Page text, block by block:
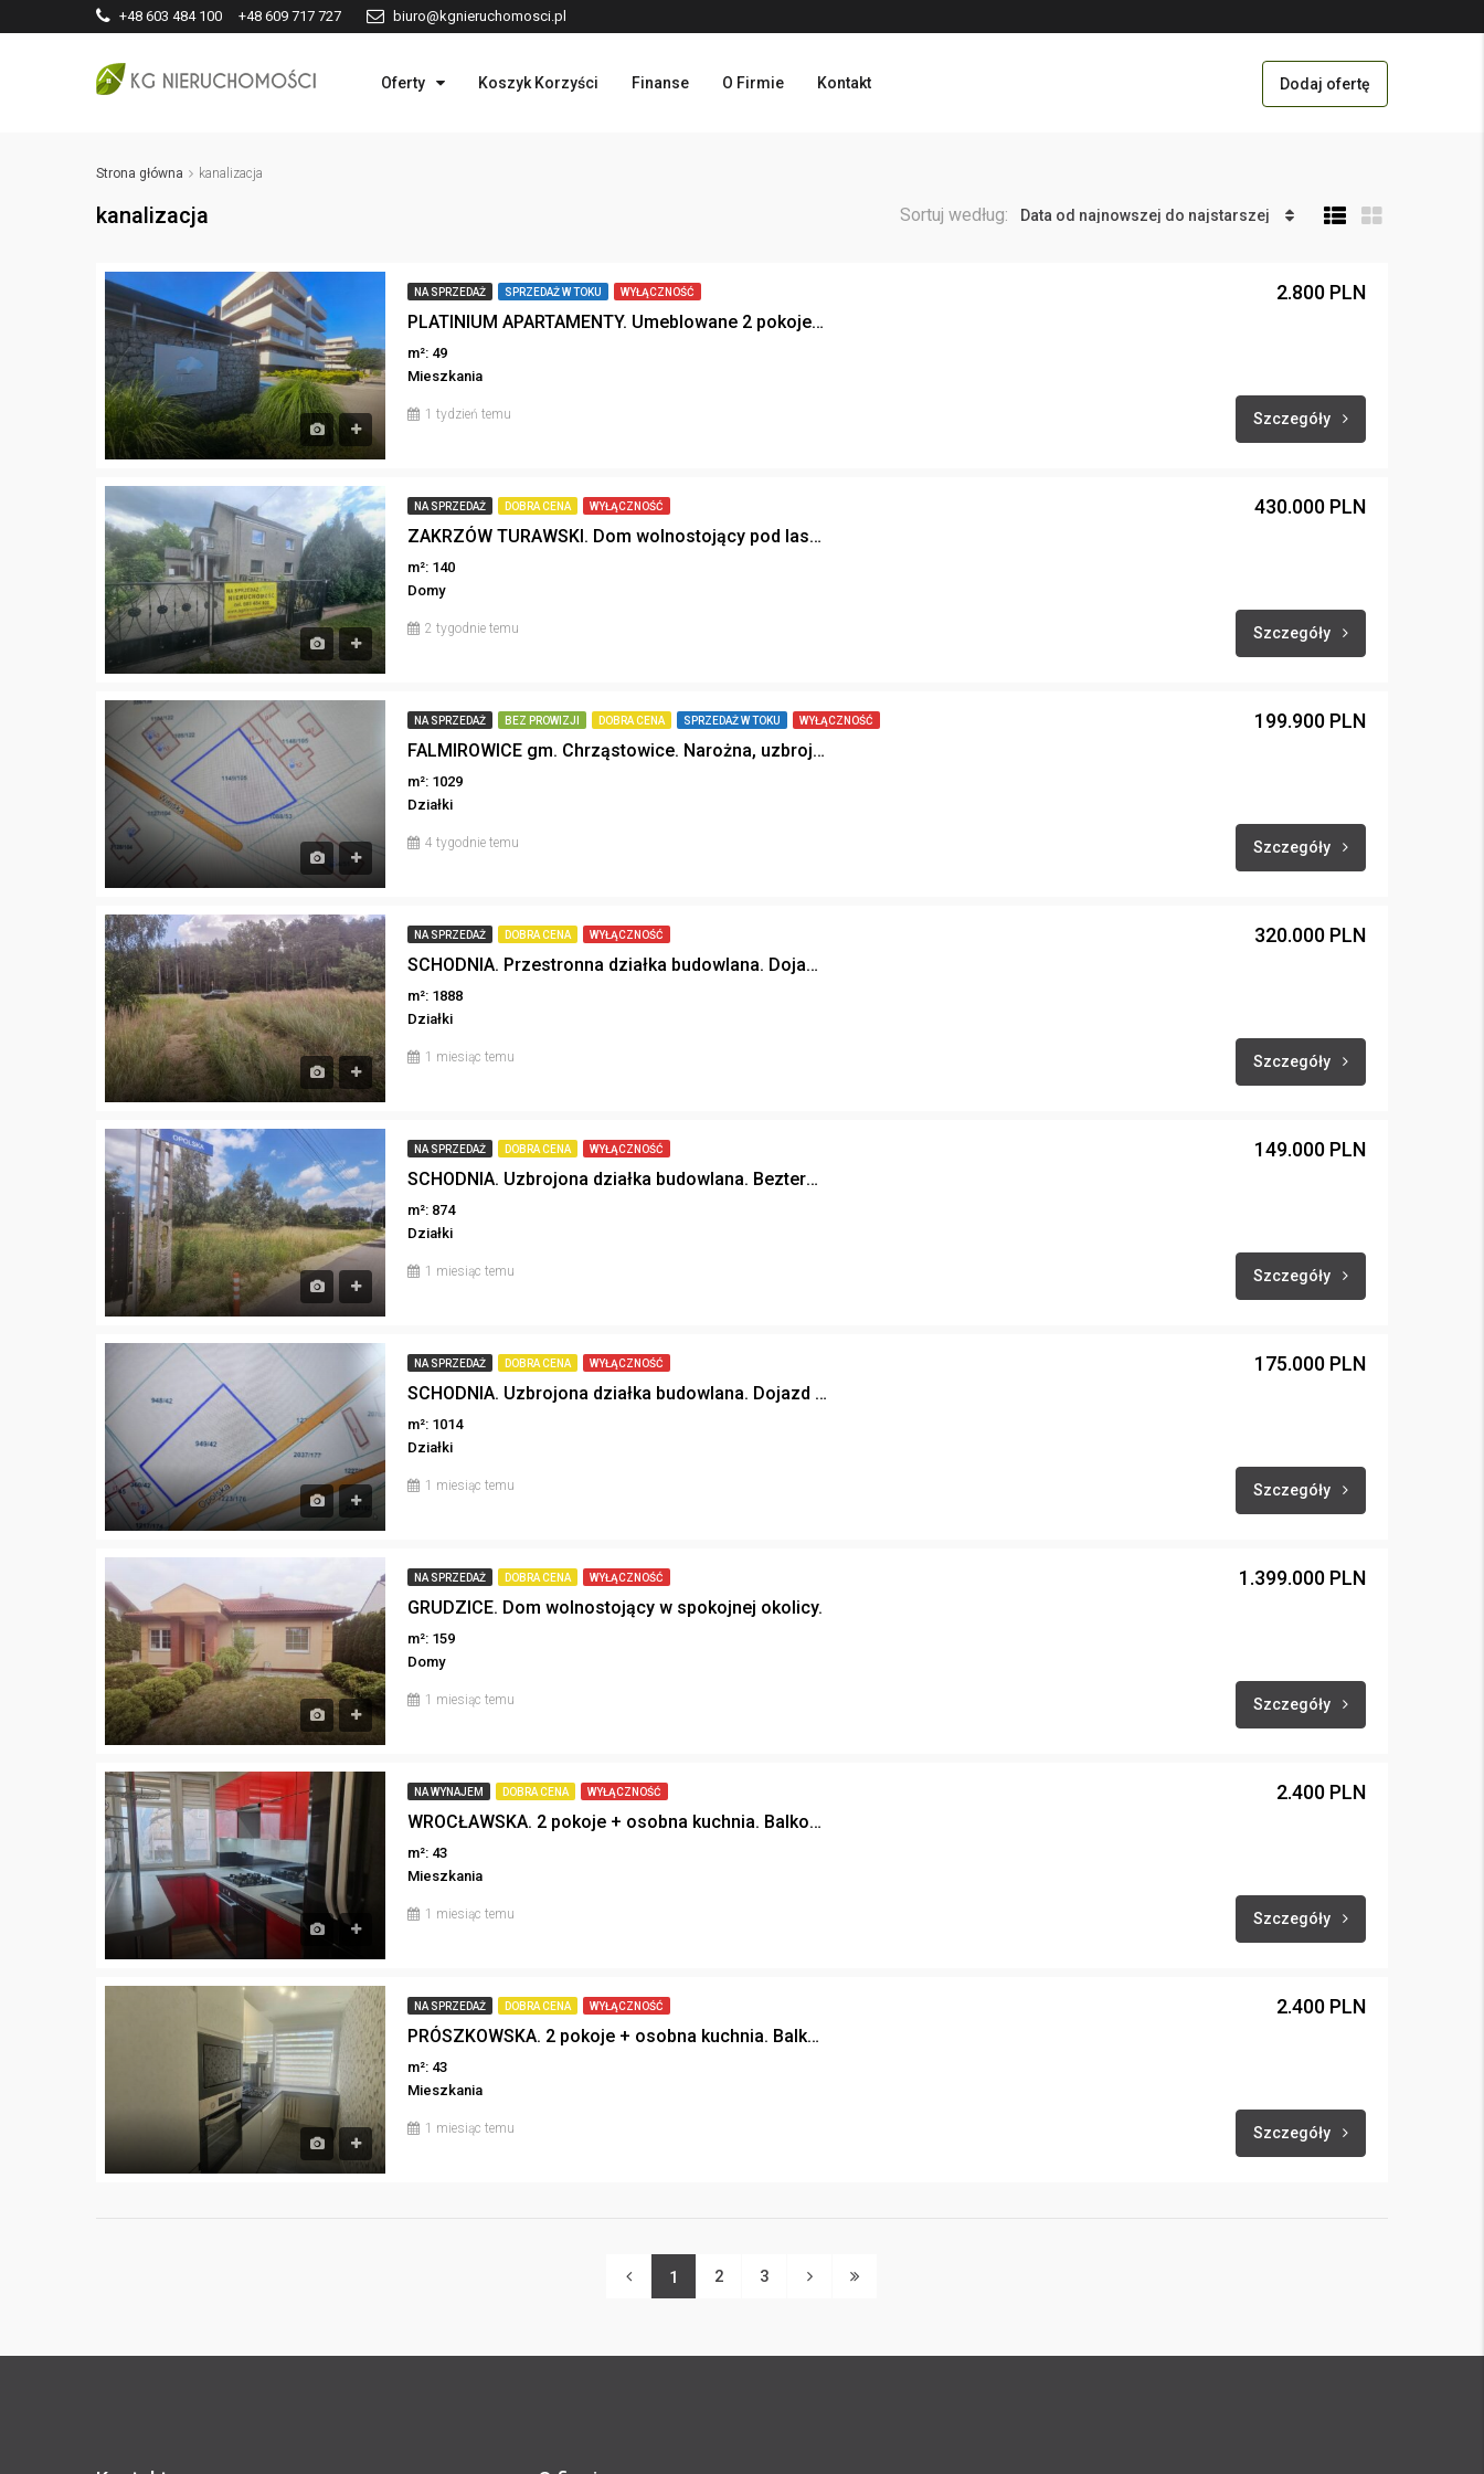
+48 603 484 100 +48 609 717 727 biuro@kgnieruchomosci.pl
Oferty Koszyk Korzyści Finanse O Firmie Kontakt Dodaj ofertę
Strona główna kanalizacja
kanalizacja Sortuj według: Data od najnowszej do najstarszej
NA SPRZEDAŻ SPRZEDAŻ W TOKU WYŁĄCZNOŚĆ
PLATINIUM APARTAMENTY. Umeblowane 2 pokoje z miejscem postojowym.
m²: 49
Mieszkania
1 tydzień temu
2.800 PLN
Szczegóły
NA SPRZEDAŻ DOBRA CENA WYŁĄCZNOŚĆ
ZAKRZÓW TURAWSKI. Dom wolnostojący pod lasem.
m²: 140
Domy
2 tygodnie temu
430.000 PLN
Szczegóły
NA SPRZEDAŻ BEZ PROWIZJI DOBRA CENA SPRZEDAŻ W TOKU WYŁĄCZNOŚĆ
FALMIROWICE gm. Chrząstowice. Narożna, uzbrojona. Faktura VAT.
m²: 1029
Działki
4 tygodnie temu
199.900 PLN
Szczegóły
NA SPRZEDAŻ DOBRA CENA WYŁĄCZNOŚĆ
SCHODNIA. Przestronna działka budowlana. Dojazd asfaltowy.
m²: 1888
Działki
1 miesiąc temu
320.000 PLN
Szczegóły
NA SPRZEDAŻ DOBRA CENA WYŁĄCZNOŚĆ
SCHODNIA. Uzbrojona działka budowlana. Bezterminowe warunki zabudowy.
m²: 874
Działki
1 miesiąc temu
149.000 PLN
Szczegóły
NA SPRZEDAŻ DOBRA CENA WYŁĄCZNOŚĆ
SCHODNIA. Uzbrojona działka budowlana. Dojazd asfaltowy.
m²: 1014
Działki
1 miesiąc temu
175.000 PLN
Szczegóły
NA SPRZEDAŻ DOBRA CENA WYŁĄCZNOŚĆ
GRUDZICE. Dom wolnostojący w spokojnej okolicy.
m²: 159
Domy
1 miesiąc temu
1.399.000 PLN
Szczegóły
NA WYNAJEM DOBRA CENA WYŁĄCZNOŚĆ
WROCŁAWSKA. 2 pokoje + osobna kuchnia. Balkon. Miejsce postojowe.
m²: 43
Mieszkania
1 miesiąc temu
2.400 PLN
Szczegóły
NA SPRZEDAŻ DOBRA CENA WYŁĄCZNOŚĆ
PRÓSZKOWSKA. 2 pokoje + osobna kuchnia. Balkon. I piętro. Winda.
m²: 43
Mieszkania
1 miesiąc temu
2.400 PLN
Szczegóły
1 2 3